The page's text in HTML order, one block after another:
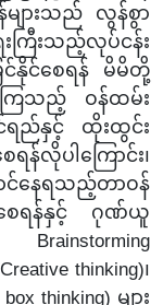
ျားသည် လွန်စွာ
ကြီးသည့်လုပ်ငန်း
င်နိုင်စေရန် မိမိတို့
ကြသည့် ဝန်ထမ်း
ရည်နှင့် ထိုးထွင်း
ရန်လိုပါကြောင်း၊
င်နေရသည့်တာဝန်
စေရန်နှင့် ဂုဏ်ယူ
thinking)၊
thinking) များ